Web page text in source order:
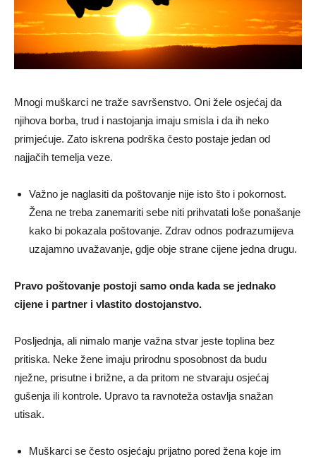
Mnogi muškarci ne traže savršenstvo. Oni žele osjećaj da
njihova borba, trud i nastojanja imaju smisla i da ih neko
primjećuje. Zato iskrena podrška često postaje jedan od
najjačih temelja veze.
Važno je naglasiti da poštovanje nije isto što i pokornost.
Žena ne treba zanemariti sebe niti prihvatati loše ponašanje
kako bi pokazala poštovanje. Zdrav odnos podrazumijeva
uzajamno uvažavanje, gdje obje strane cijene jedna drugu.
Pravo poštovanje postoji samo onda kada se jednako
cijene i partner i vlastito dostojanstvo.
Posljednja, ali nimalo manje važna stvar jeste toplina bez
pritiska. Neke žene imaju prirodnu sposobnost da budu
nježne, prisutne i brižne, a da pritom ne stvaraju osjećaj
gušenja ili kontrole. Upravo ta ravnoteža ostavlja snažan
utisak.
Muškarci se često osjećaju prijatno pored žena koje im